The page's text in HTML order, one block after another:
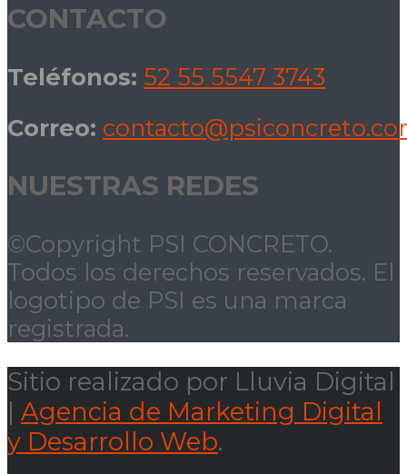
CONTACTO
Teléfonos: 52 55 5547 3743
Correo:
NUESTRAS REDES
©Copyright PSI CONCRETO.
Todos los derechos reservados. El
logotipo de PSI es una marca
registrada.
Sitio realizado por Lluvia Digital
Agencia de Marketing Digital
y Desarrollo Web.